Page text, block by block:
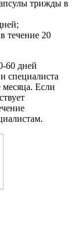
трижды в
течение 20
60 дней
специалиста
месяца. Если